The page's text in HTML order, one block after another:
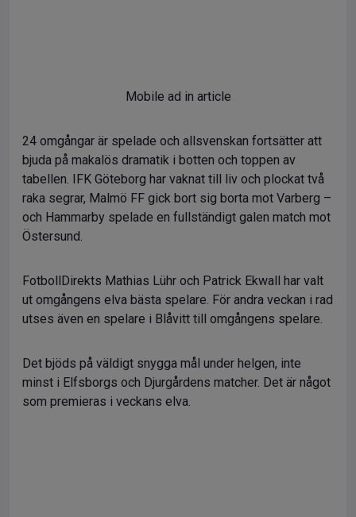
Mobile ad in article
24 omgångar är spelade och allsvenskan fortsätter att
bjuda på makalös dramatik i botten och toppen av
tabellen. IFK Göteborg har vaknat till liv och plockat två
raka segrar, Malmö FF gick bort sig borta mot Varberg –
och Hammarby spelade en fullständigt galen match mot
Östersund.
FotbollDirekts Mathias Lühr och Patrick Ekwall har valt
ut omgångens elva bästa spelare. För andra veckan i rad
utses även en spelare i Blåvitt till omgångens spelare.
Det bjöds på väldigt snygga mål under helgen, inte
minst i Elfsborgs och Djurgårdens matcher. Det är något
som premieras i veckans elva.